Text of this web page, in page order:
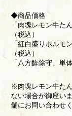
◆商品価格
「肉塊レモン牛た
（税込）
「紅白盛りホルモ
（税込）
「八方酔除守」単
※肉塊レモン牛た
ない場合が御座い
舗にお問い合わせ